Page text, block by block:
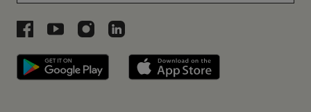
Libri a Facebookon
Libri a Youtube-on
Libri az Instagramon
Libri a LinkedInen
Libri applikáció Szerezd meg: Google